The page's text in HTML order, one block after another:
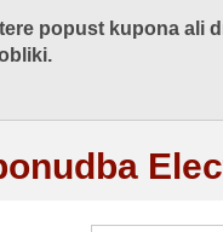
popust kupona ali